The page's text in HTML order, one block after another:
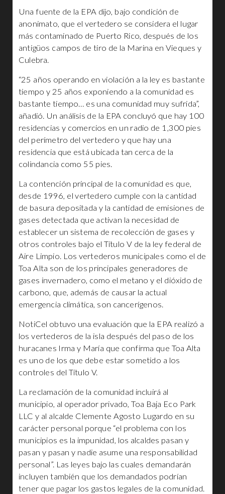
Una fuente de la EPA dijo, bajo condición de
anonimato, que el vertedero se considera el lugar
más contaminado de Puerto Rico, después de los
antigüos campos de tiro de la Marina en Vieques y
Culebra.
“25 años operando en violación a la ley es bastante
tiempo y 25 años exponiendo a la comunidad es
bastante tiempo… es una comunidad muy sufrida”,
añadió. Un análisis de la EPA concluyó que hay 100
residencias y comercios en un radio de 1,300 pies
del perímetro del vertedero y que hay una
residencia que está ubicada tan cerca de la
colindancia como 55 pies.
La contención principal de la comunidad es que,
desde 1996, el vertedero cumple con la cantidad
de basura depositada y la cantidad de emisiones de
gases detectada que activan la necesidad de
establecer un sistema de recolección de gases y
otros controles bajo el Título V de la ley federal de
Aire Limpio. Los vertederos municipales como el de
Toa Alta son de los principales generadores de
gases invernadero, como el metano y el dióxido de
carbono, que, además de causar la actual
emergencia climática, son cancerígenos.
NotiCel obtuvo una evaluación que la EPA realizó a
los vertederos de la isla después del paso de los
huracanes Irma y María que confirma que Toa Alta
es uno de los que debe estar sometido a los
controles del Título V.
La reclamación de la comunidad incluirá al
municipio, al operador privado, Toa Baja Eco Park
LLC y al alcalde Clemente Agosto Lugardo en su
carácter personal porque “el problema con los
municipios es la impunidad, los alcaldes pasan y
pasan y pasan y nadie asume una responsabilidad
personal”. Las leyes bajo las cuales demandarán
incluyen también que los demandados podrían
tener que pagar los gastos legales de la comunidad.